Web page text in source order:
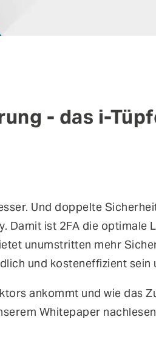
- das i-
Und doppelte
Damit ist 2FA die
unumstritten mehr
und kosteneffizient
ankommt und wie das
Whitepaper